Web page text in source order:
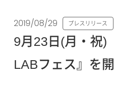
2019/08/29 プレスリリース
9月23日(月・祝)
LABフェス』を